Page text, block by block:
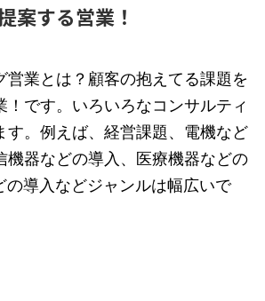
案する営業！
営業とは？顧客の抱えてる課題を
！です。いろいろなコンサルティ
す。例えば、経営課題、電機など
機器などの導入、医療機器などの
の導入などジャンルは幅広いで